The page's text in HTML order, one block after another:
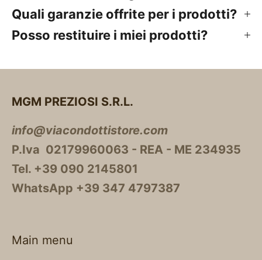
Quali garanzie offrite per i prodotti?
Posso restituire i miei prodotti?
MGM PREZIOSI S.R.L.
info@viacondottistore.com
P.Iva 02179960063 - REA - ME 234935
Tel. +39 090 2145801
WhatsApp +39 347 4797387
Main menu